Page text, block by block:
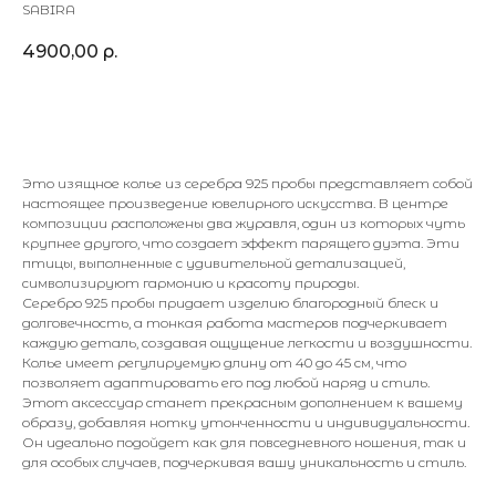
SABIRA
4900,00 р.
Это изящное колье из серебра 925 пробы представляет собой
настоящее произведение ювелирного искусства. В центре
композиции расположены два журавля, один из которых чуть
крупнее другого, что создает эффект парящего дуэта. Эти
птицы, выполненные с удивительной детализацией,
символизируют гармонию и красоту природы.
Серебро 925 пробы придает изделию благородный блеск и
долговечность, а тонкая работа мастеров подчеркивает
каждую деталь, создавая ощущение легкости и воздушности.
Колье имеет регулируемую длину от 40 до 45 см, что
позволяет адаптировать его под любой наряд и стиль.
Этот аксессуар станет прекрасным дополнением к вашему
образу, добавляя нотку утонченности и индивидуальности.
Он идеально подойдет как для повседневного ношения, так и
для особых случаев, подчеркивая вашу уникальность и стиль.